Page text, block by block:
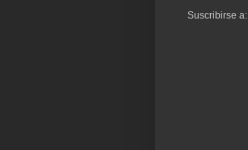
Suscribirse a: